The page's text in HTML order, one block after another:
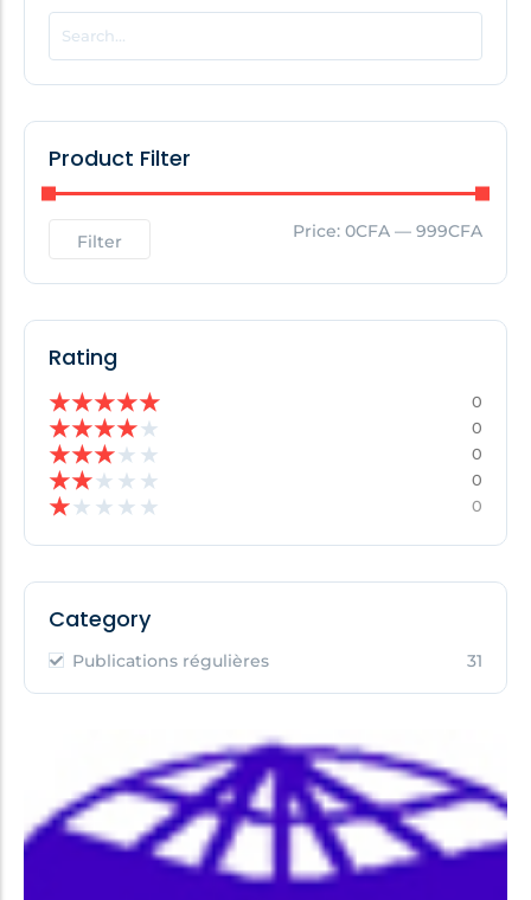
POPULAR THIS WEEK
No Posts Found!
No Posts Found!
Product Filter
Filter Price: 0CFA — 999CFA
Rating
★★★★★ 0
★★★★★ 0
★★★★ ★ 0
★★★ ★ ★ 0
★★ ★ ★ ★ 0
Category
Publications régulières 31